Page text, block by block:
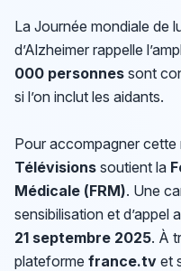
La Journée mondiale de
d’Alzheimer rappelle
000 personnes sont
si l’on inclut les aidants.
Pour accompagner cette
Télévisions soutient la
Médicale (FRM). Une
sensibilisation et d’appel
21 septembre 2025. À
plateformefrance.tv et